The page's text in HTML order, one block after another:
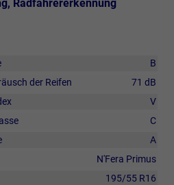
Radfahrererkennung
B
der Reifen
71 dB
V
C
A
N'Fera Primus
195/55 R16